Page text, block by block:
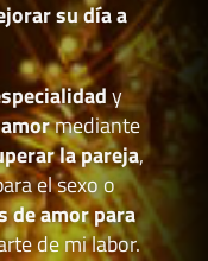
su día a
y
mediante
la pareja,
el sexo o
de amor para
de mi labor.